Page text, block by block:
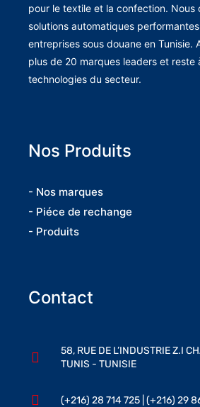
pour le textile et la confection. Nous
solutions automatiques
entreprises sous douane en Tunisie.
plus de 20 marques leaders et reste
technologies du secteur.
Nos Produits
- Nos marques
- Piéce de rechange
- Produits
Contact
58, RUE DE L’INDUSTRIE Z.I
TUNIS - TUNISIE
(+216) 28 714 725 | (+216) 29